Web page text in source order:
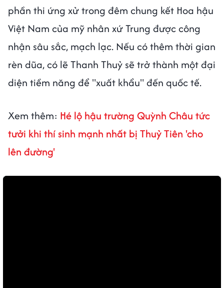
phần thi ứng xử trong đêm chung kết Hoa hậu
Việt Nam của mỹ nhân xứ Trung được công
nhận sâu sắc, mạch lạc. Nếu có thêm thời gian
rèn dũa, có lẽ Thanh Thuỷ sẽ trở thành một đại
diện tiềm năng để "xuất khẩu" đến quốc tế.
Xem thêm: Hé lộ hậu trường Quỳnh Châu tức
tưởi khi thí sinh mạnh nhất bị Thuỷ Tiên 'cho
lên đường'